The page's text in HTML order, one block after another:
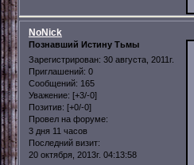
NoNick
Познавший Истину Тьмы
Зарегистрирован: 30 августа, 2011г.
Приглашений: 0
Сообщений: 165
Уважение: [+3/-0]
Позитив: [+0/-0]
Провел на форуме:
3 дня 11 часов
Последний визит:
20 октября, 2013г. 04:13:58